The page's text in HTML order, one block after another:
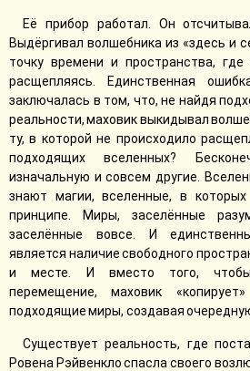
Её прибор работал. Он
Выдёргивал волшебника из «здесь и
точку времени и пространства,
расщепляясь. Единственная
заключалась в том, что, не найдя
реальности, маховик выкидывал
ту, в которой не происходило
подходящих вселенных?
изначальную и совсем другие.
знают магии, вселенные, в
принципе. Миры, заселённые
заселённые вовсе. И
является наличие свободного
и месте. И вместо того, чтобы
перемещение, маховик
подходящие миры, создавая
Существует реальность, где
Ровена Рэйвенкло спасла своего